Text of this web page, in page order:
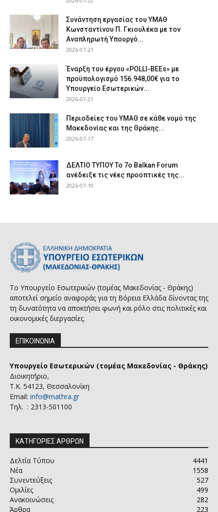
Συνάντηση εργασίας του ΥΜΑΘ
Κωνσταντίνου Π. Γκιουλέκα με τον
Αναπληρωτή Υπουργό...
2026-07-21
Έναρξη του έργου «POLLI-BEEs» με
προϋπολογισμό 156.948,00€ για το
Υπουργείο Εσωτερικών...
2026-07-21
Περιοδείες του ΥΜΑΘ σε κάθε νομό της
Μακεδονίας και της Θράκης...
2026-07-17
ΔΕΛΤΙΟ ΤΥΠΟΥ Το 7ο Balkan Forum
ανέδειξε τις νέες προοπτικές της...
2026-07-10
Το Υπουργείο Εσωτερικών (τομέας Μακεδονίας - Θράκης)
αποτελεί σημείο αναφοράς για τη Βόρεια Ελλάδα δίνοντας της
τη δυνατότητα να αποκτήσει φωνή και ρόλο στις πολιτικές και
οικονομικές διεργασίες.
ΕΠΙΚΟΙΝΩΝΙΑ
Υπουργείο Εσωτερικών (τομέας Μακεδονίας - Θράκης)
Διοικητήριο,
Τ.Κ. 54123, Θεσσαλονίκη
Email: info@mathra.gr
Τηλ. : 2313-501100
ΚΑΤΗΓΟΡΙΕΣ ΑΡΘΡΩΝ
Δελτία Τύπου
4441
Νέα
1558
Συνεντεύξεις
527
Ομιλίες
499
Ανακοινώσεις
282
Άρθρα
223